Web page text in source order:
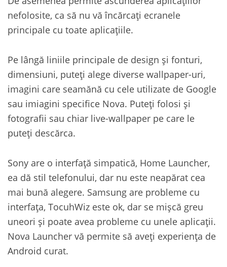
nefolosite, ca să nu vă încărcați ecranele
principale cu toate aplicațiile.
Pe lângă liniile principale de design și fonturi,
dimensiuni, puteți alege diverse wallpaper-uri,
imagini care seamănă cu cele utilizate de Google
sau imiagini specifice Nova. Puteți folosi și
fotografii sau chiar live-wallpaper pe care le
puteți descărca.
Sony are o interfață simpatică, Home Launcher,
ea dă stil telefonului, dar nu este neapărat cea
mai bună alegere. Samsung are probleme cu
interfața, TocuhWiz este ok, dar se mișcă greu
uneori și poate avea probleme cu unele aplicații.
Nova Launcher vă permite să aveți experiența de
Android curat.